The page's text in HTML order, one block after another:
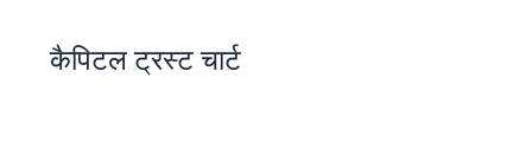
कैपिटल ट्रस्ट चार्ट